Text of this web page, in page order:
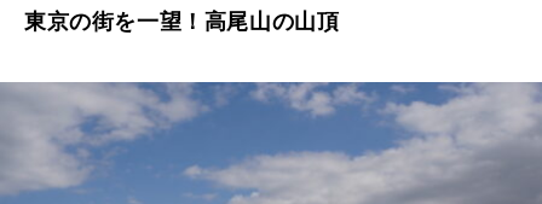
東京の街を一望！高尾山の山頂